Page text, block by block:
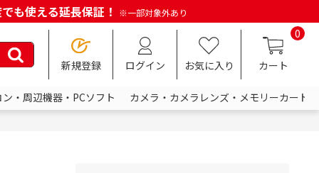
も使える延長保証！ ※一部対象外あり
新規登録 ログイン お気に入り
0
カート
・周辺機器・PCソフト カメラ・カメラレンズ・メモリーカード